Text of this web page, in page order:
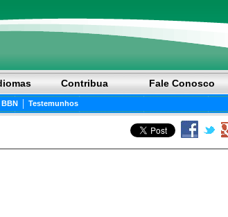
Contribua Fale Conosco
| Testemunhos